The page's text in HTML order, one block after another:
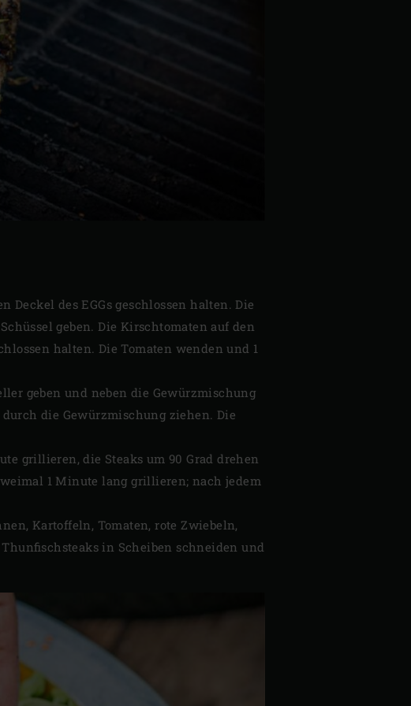
des EGGs geschlossen halten. Die
geben. Die Kirschtomaten auf den
halten. Die Tomaten wenden und 1
geben und neben die Gewürzmischung
die Gewürzmischung ziehen. Die
grillieren, die Steaks um 90 Grad drehen
1 Minute lang grillieren; nach jedem
Kartoffeln, Tomaten, rote Zwiebeln,
in Scheiben schneiden und